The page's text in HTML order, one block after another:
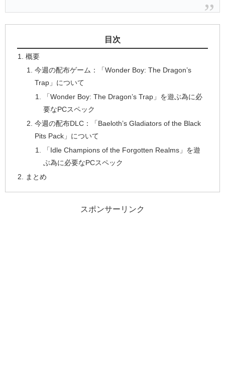
目次
概要
今週の配布ゲーム：「Wonder Boy: The Dragon’s
Trap」について
「Wonder Boy: The Dragon’s Trap」を遊ぶ為に必
要なPCスペック
今週の配布DLC：「Baeloth’s Gladiators of the Black
Pits Pack」について
「Idle Champions of the Forgotten Realms」を遊
ぶ為に必要なPCスペック
まとめ
スポンサーリンク